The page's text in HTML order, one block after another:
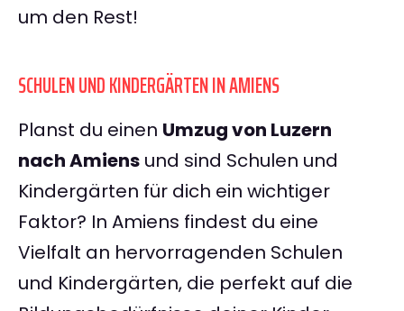
um den Rest!
SCHULEN UND KINDERGÄRTEN IN AMIENS
Planst du einen Umzug von Luzern
nach Amiens und sind Schulen und
Kindergärten für dich ein wichtiger
Faktor? In Amiens findest du eine
Vielfalt an hervorragenden Schulen
und Kindergärten, die perfekt auf die